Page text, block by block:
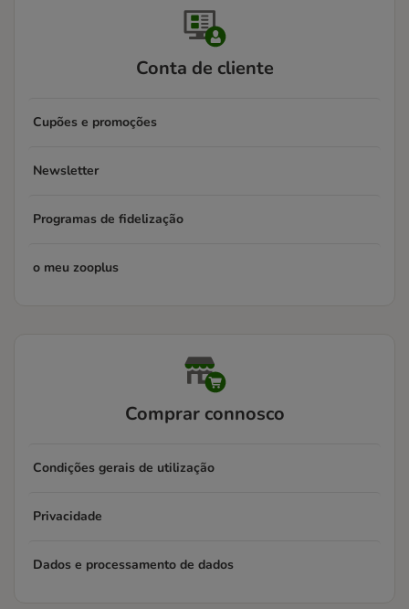
Conta de cliente
Cupões e promoções
Newsletter
Programas de fidelização
o meu zooplus
Comprar connosco
Condições gerais de utilização
Privacidade
Dados e processamento de dados